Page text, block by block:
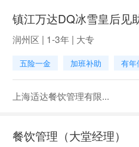
镇江万达DQ冰雪皇后见
润州区 | 1-3年 | 大专
五险一金 加班补助 有年
上海适达餐饮管理有限...
餐饮管理（大堂经理）